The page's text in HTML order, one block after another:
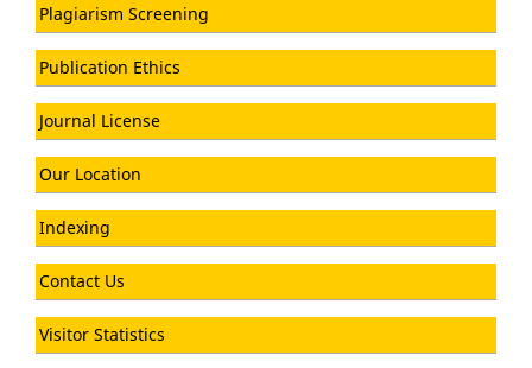
Plagiarism Screening
Publication Ethics
Journal License
Our Location
Indexing
Contact Us
Visitor Statistics